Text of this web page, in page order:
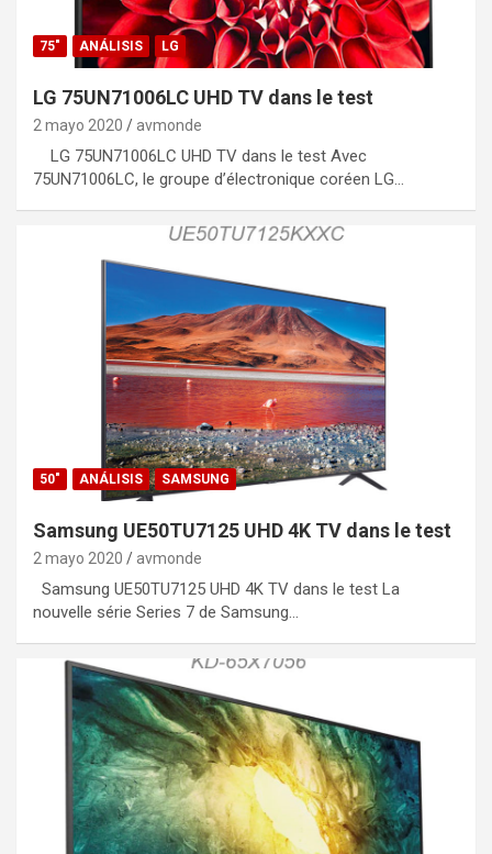
75" ANÁLISIS LG
LG 75UN71006LC UHD TV dans le test
2 mayo 2020 avmonde
LG 75UN71006LC UHD TV dans le test Avec
75UN71006LC, le groupe d’électronique coréen LG…
50" ANÁLISIS SAMSUNG
Samsung UE50TU7125 UHD 4K TV dans le test
2 mayo 2020 avmonde
Samsung UE50TU7125 UHD 4K TV dans le test La
nouvelle série Series 7 de Samsung…